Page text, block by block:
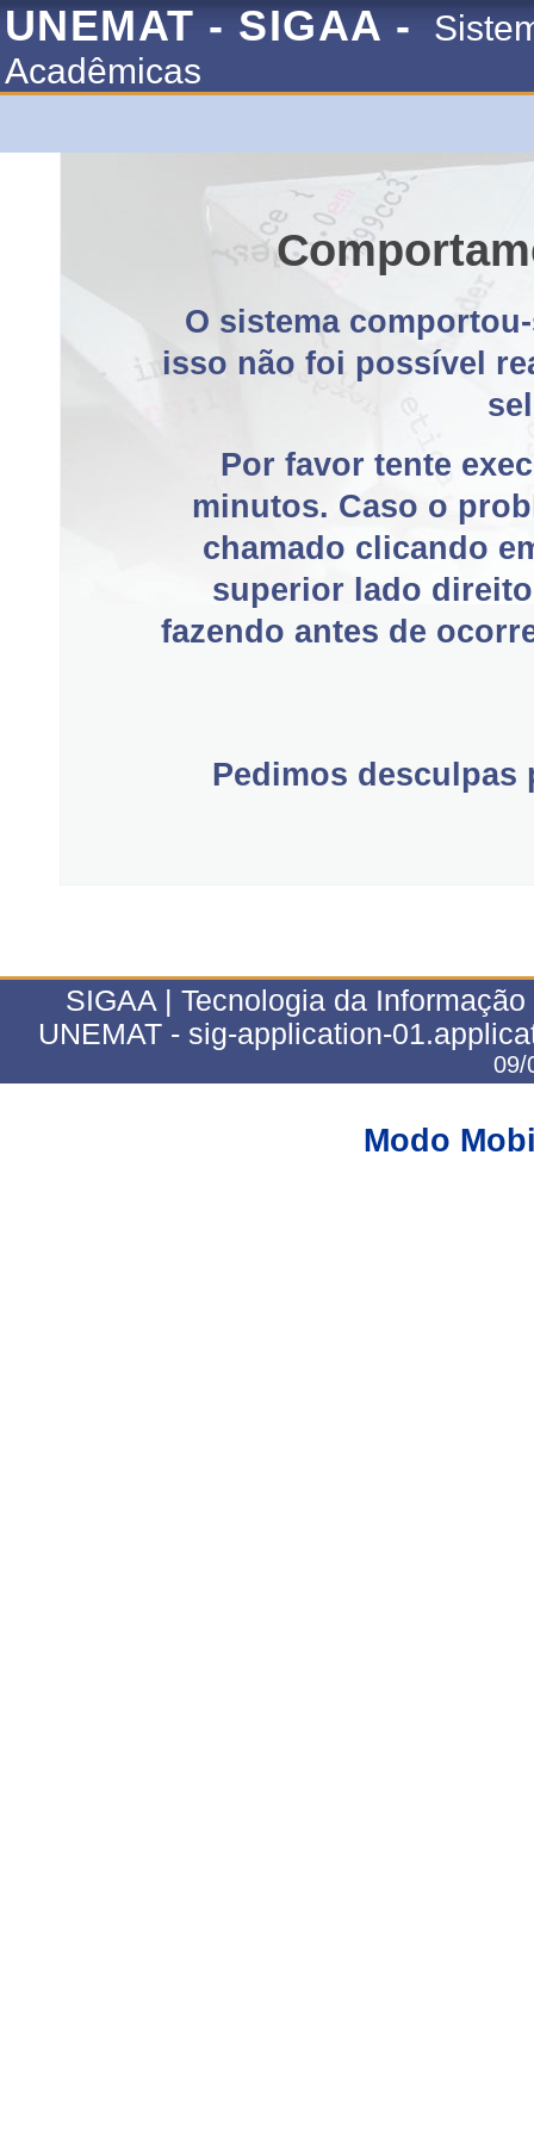
UNEMAT - SIGAA -
Acadêmicas
O sistema
isso não foi possível
Por favor tente
minutos. Caso o
chamado clicando
superior lado
fazendo antes de
Pedimos
SIGAA | Tecnologia da
UNEMAT - sig-application-
09/
Modo